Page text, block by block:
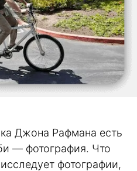
Джона Рафмана есть
— фотография. Что
фотографии,